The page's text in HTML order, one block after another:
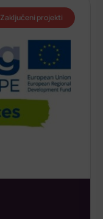
Zaključeni projekti